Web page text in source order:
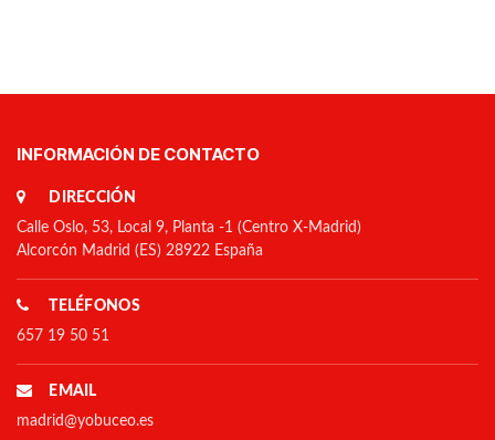
INFORMACIÓN DE CONTACTO
DIRECCIÓN
Calle Oslo, 53, Local 9, Planta -1 (Centro X-Madrid)
Alcorcón Madrid (ES) 28922 España
TELÉFONOS
657 19 50 51
EMAIL
madrid@yobuceo.es